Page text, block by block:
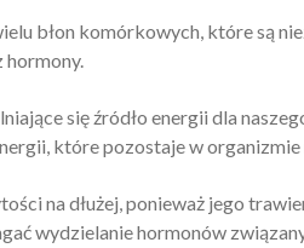
błon komórkowych, które są
hormony.
się źródło energii dla
które pozostaje w organizmie
na dłużej, ponieważ jego
wydzielanie hormonów